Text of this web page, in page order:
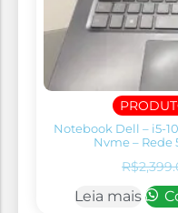
Notebook Dell – i5-
Nvme – Rede
R$
Leia mais